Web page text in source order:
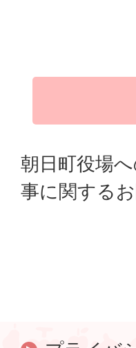
朝日町役場
事に関する